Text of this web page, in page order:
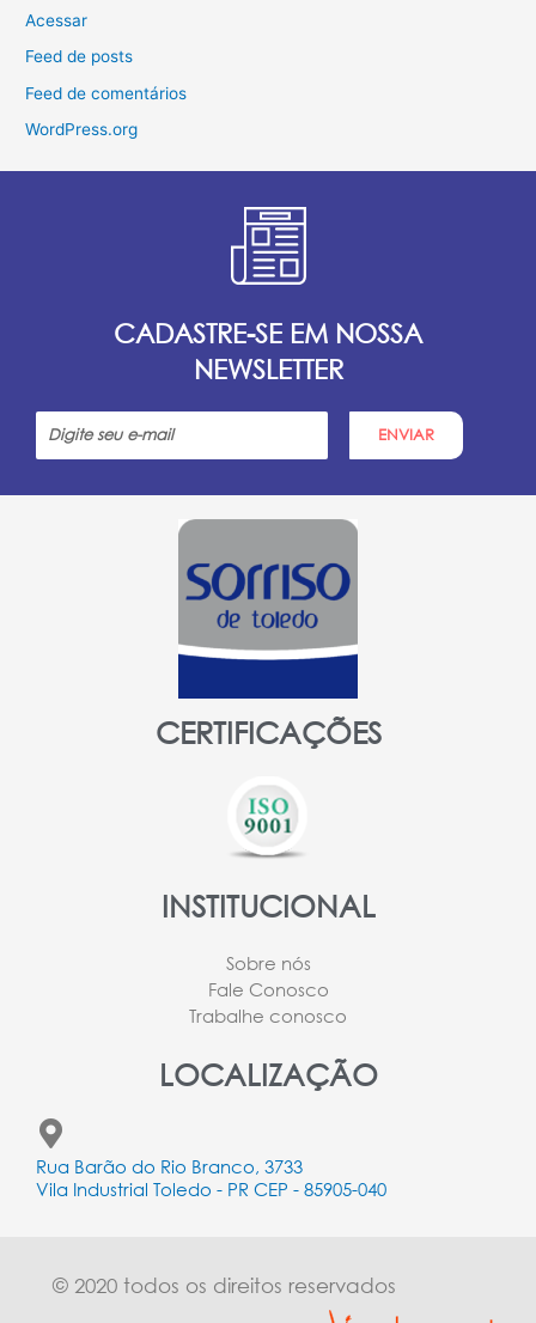
Acessar
Feed de posts
Feed de comentários
WordPress.org
CADASTRE-SE EM NOSSA
NEWSLETTER
ENVIAR
CERTIFICAÇÕES
INSTITUCIONAL
Sobre nós
Fale Conosco
Trabalhe conosco
LOCALIZAÇÃO
Rua Barão do Rio Branco, 3733
Vila Industrial Toledo - PR CEP - 85905-040
© 2020 todos os direitos reservados